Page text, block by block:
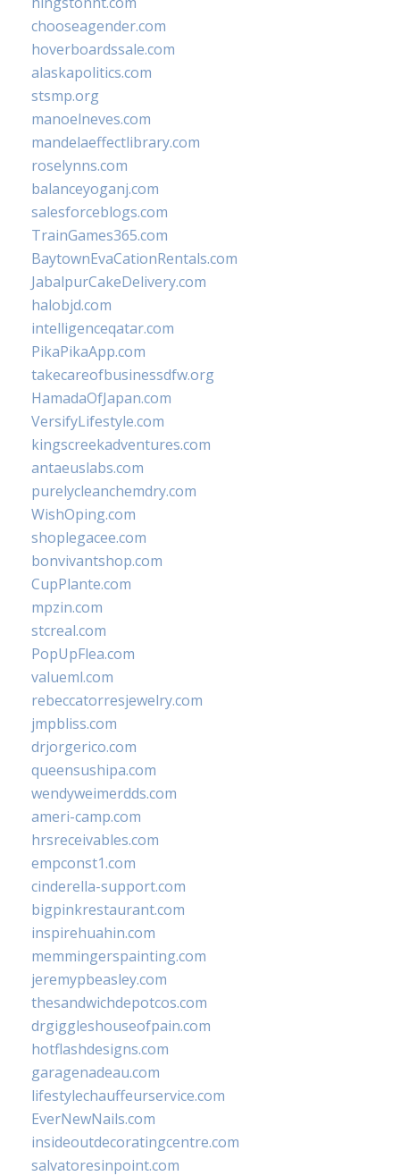
chooseagender.com
hoverboardssale.com
alaskapolitics.com
stsmp.org
manoelneves.com
mandelaeffectlibrary.com
roselynns.com
balanceyoganj.com
salesforceblogs.com
TrainGames365.com
BaytownEvaCationRentals.com
JabalpurCakeDelivery.com
halobjd.com
intelligenceqatar.com
PikaPikaApp.com
takecareofbusinessdfw.org
HamadaOfJapan.com
VersifyLifestyle.com
kingscreekadventures.com
antaeuslabs.com
purelycleanchemdry.com
WishOping.com
shoplegacee.com
bonvivantshop.com
CupPlante.com
mpzin.com
stcreal.com
PopUpFlea.com
valueml.com
rebeccatorresjewelry.com
jmpbliss.com
drjorgerico.com
queensushipa.com
wendyweimerdds.com
ameri-camp.com
hrsreceivables.com
empconst1.com
cinderella-support.com
bigpinkrestaurant.com
inspirehuahin.com
memmingerspainting.com
jeremypbeasley.com
thesandwichdepotcos.com
drgiggleshouseofpain.com
hotflashdesigns.com
garagenadeau.com
lifestylechauffeurservice.com
EverNewNails.com
insideoutdecoratingcentre.com
salvatoresinpoint.com